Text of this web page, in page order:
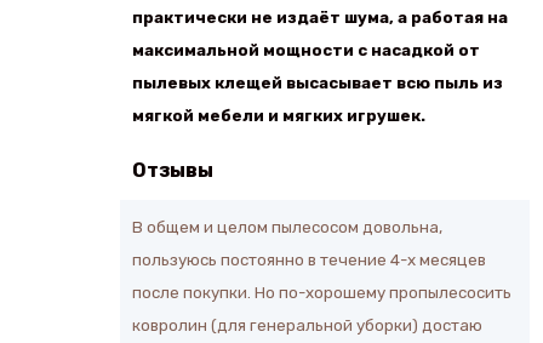
практически не издаёт шума, а работая на
максимальной мощности с насадкой от
пылевых клещей высасывает всю пыль из
мягкой мебели и мягких игрушек.
Отзывы
В общем и целом пылесосом довольна,
пользуюсь постоянно в течение 4-х месяцев
после покупки. Но по-хорошему пропылесосить
ковролин (для генеральной уборки) достаю